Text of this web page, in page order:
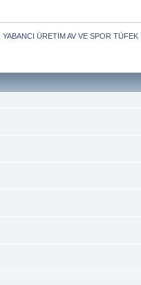
YABANCI ÜRETİM AV VE SPOR TÜFEK